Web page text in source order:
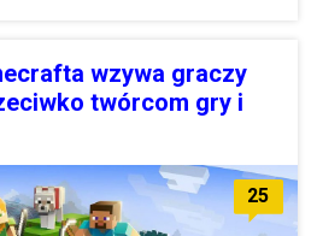
wzywa graczy
twórcom gry i
25